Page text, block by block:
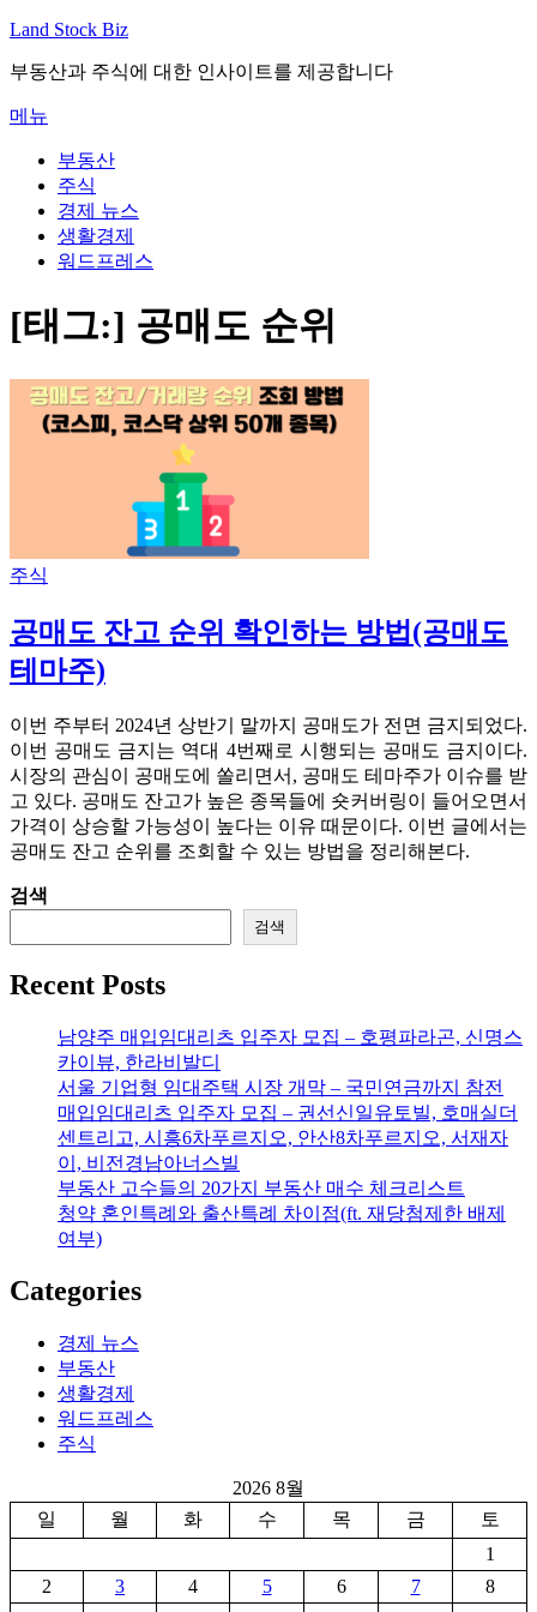
내
으
로
바
Land Stock Biz
부동산과 주식에 대한 인사이트를 제공합니다
메뉴
부동산
주식
경제 뉴스
생활경제
워드프레스
[태그:] 공매도 순위
주식
공매도 잔고 순위 확인하는 방법(공매도
테마주)
이번 주부터 2024년 상반기 말까지 공매도가 전면 금지되었다.
이번 공매도 금지는 역대 4번째로 시행되는 공매도 금지이다.
시장의 관심이 공매도에 쏠리면서, 공매도 테마주가 이슈를 받
고 있다. 공매도 잔고가 높은 종목들에 숏커버링이 들어오면서
가격이 상승할 가능성이 높다는 이유 때문이다. 이번 글에서는
공매도 잔고 순위를 조회할 수 있는 방법을 정리해본다.
검색
검색
Recent Posts
남양주 매입임대리츠 입주자 모집 – 호평파라곤, 신명스
카이뷰, 한라비발디
서울 기업형 임대주택 시장 개막 – 국민연금까지 참전
매입임대리츠 입주자 모집 – 권선신일유토빌, 호매실더
센트리고, 시흥6차푸르지오, 안산8차푸르지오, 서재자
이, 비전경남아너스빌
부동산 고수들의 20가지 부동산 매수 체크리스트
청약 혼인특례와 출산특례 차이점(ft. 재당첨제한 배제
여부)
Categories
경제 뉴스
부동산
생활경제
워드프레스
주식
2026 8월
일
월 화 수 목 금
토
1
2
3 4 5 6 7
8